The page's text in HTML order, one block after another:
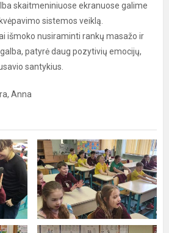
skaitmeniniuose ekranuose galime
sistemos veiklą.
išmoko nusiraminti rankų masažo ir
patyrė daug pozytivių emocijų,
santykius.
Anna